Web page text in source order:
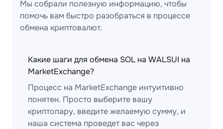
Мы собрали полезную информацию, чтобы
помочь вам быстро разобраться в процессе
обмена криптовалют.
Какие шаги для обмена SOL на WALSUI на
MarketExchange?
Процесс на MarketExchange интуитивно
понятен. Просто выберите вашу
криптопару, введите желаемую сумму, и
наша система проведет вас через